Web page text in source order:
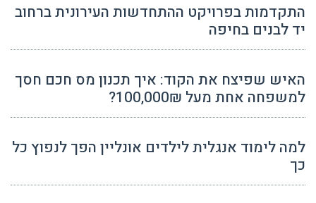
התקדמות בפרויקט ההתחדשות העירונית ברחוב
יד לבנים בחיפה
האיש שפיצח את הקוד: איך תכנון מס חכם חסך
למשפחה אחת מעל 100,000₪?
למה לימוד אנגלית לילדים אונליין הפך לנפוץ כל
כך